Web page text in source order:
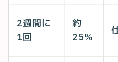
2週間に
1回
約
25%